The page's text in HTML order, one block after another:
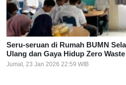
Seru-seruan di Rumah BUMN
Ulang dan Gaya Hidup Zero Waste
Jumat, 23 Jan 2026 22:59 WIB